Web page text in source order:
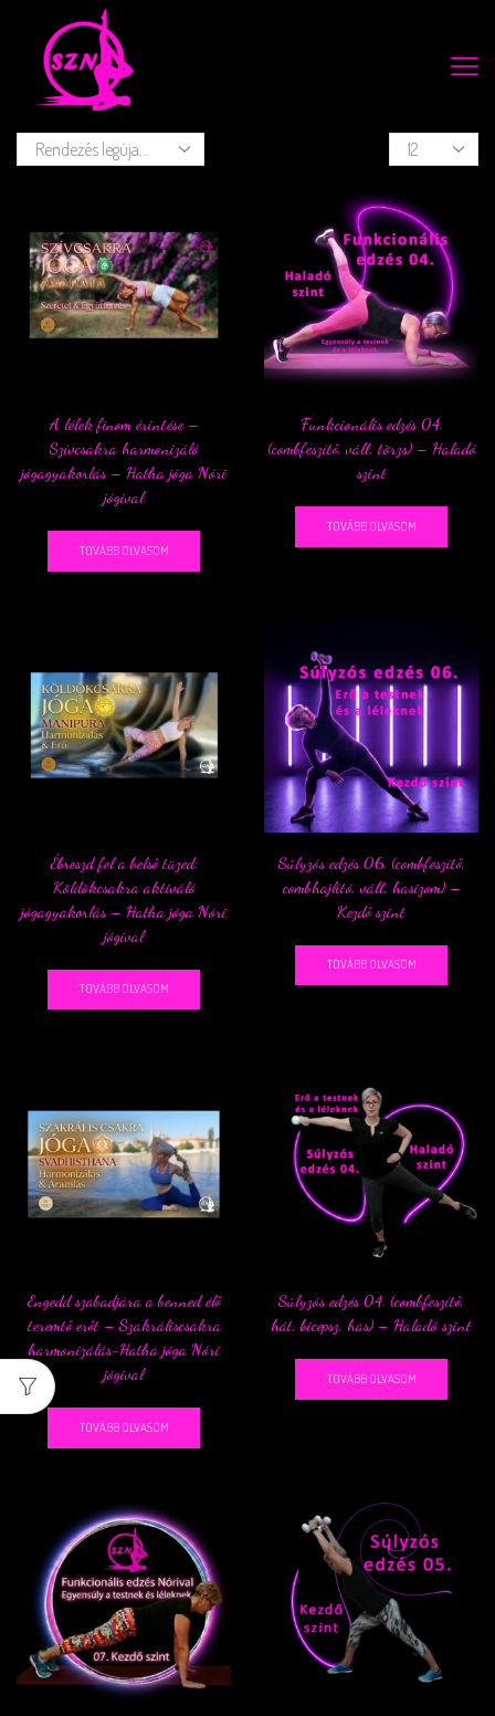
A lélek finom érintése –
Szívcsakra harmonizáló
jógagyakorlás – Hatha jóga Nóri
jógival
TOVÁBB OLVASOM
Funkcionális edzés 04.
(combfeszítő, váll, törzs) – Haladó
szint
TOVÁBB OLVASOM
Ébreszd fel a belső tüzed:
Köldökcsakra aktiváló
jógagyakorlás – Hatha jóga Nóri
jógival
TOVÁBB OLVASOM
Súlyzós edzés 06. (combfeszítő,
combhajlító, váll, hasizom) –
Kezdő szint
TOVÁBB OLVASOM
Engedd szabadjára a benned élő
teremtő erőt – Szakráliscsakra
harmonizálás-Hatha jóga Nóri
jógival
TOVÁBB OLVASOM
Súlyzós edzés 04. (combfeszítő,
hát, bicepsz, has) – Haladó szint
TOVÁBB OLVASOM